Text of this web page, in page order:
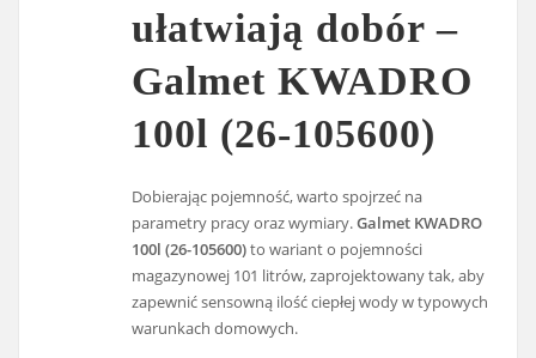
ułatwiają dobór –
Galmet KWADRO
100l (26-105600)
Dobierając pojemność, warto spojrzeć na
parametry pracy oraz wymiary.Galmet KWADRO
100l (26-105600)to wariant o pojemności
magazynowej 101 litrów, zaprojektowany tak, aby
zapewnić sensowną ilość ciepłej wody w typowych
warunkach domowych.